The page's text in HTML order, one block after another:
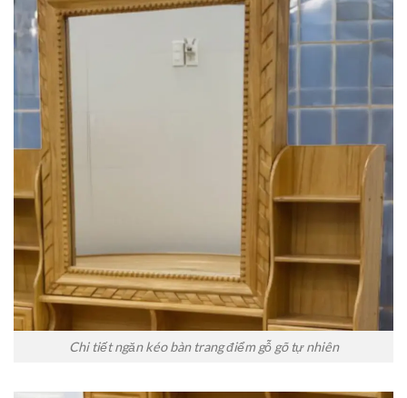
Chi tiết ngăn kéo bàn trang điểm gỗ gõ tự nhiên